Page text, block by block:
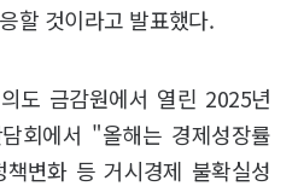
할 것이라고 발표했다.
도 금감원에서 열린 2025년
회에서 "올해는 경제성장률
변화 등 거시경제 불확실성